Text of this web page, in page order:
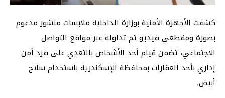
كشفت الأجهزة الأمنية بوزارة الداخلية ملابسات منشور مدعوم
بصورة ومقطعي فيديو تم تداوله عبر مواقع التواصل
الاجتماعي، تضمن قيام أحد الأشخاص بالتعدي على فرد أمن
إداري بأحد العقارات بمحافظة الإسكندرية باستخدام سلاح
أبيض.